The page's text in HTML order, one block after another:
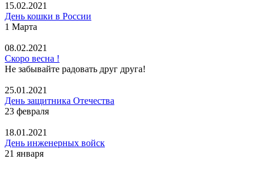
15.02.2021
День кошки в России
1 Марта
08.02.2021
Скоро весна !
Не забывайте радовать друг друга!
25.01.2021
День защитника Отечества
23 февраля
18.01.2021
День инженерных войск
21 января